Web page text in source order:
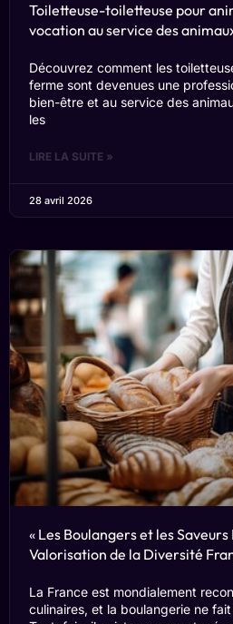
Toiletteuse-toiletteuse pour
vocation au service des
Découvrez comment les
ferme sont devenues une
bien-être et au service des
les
LIRE LA SUITE »
28 avril 2026
« Les Boulangers et les
Valorisation de la Diversité
La France est mondialement
culinaires, et la boulangerie ne